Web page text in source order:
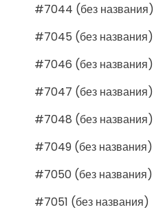
#7044 (без названия)
#7045 (без названия)
#7046 (без названия)
#7047 (без названия)
#7048 (без названия)
#7049 (без названия)
#7050 (без названия)
#7051 (без названия)